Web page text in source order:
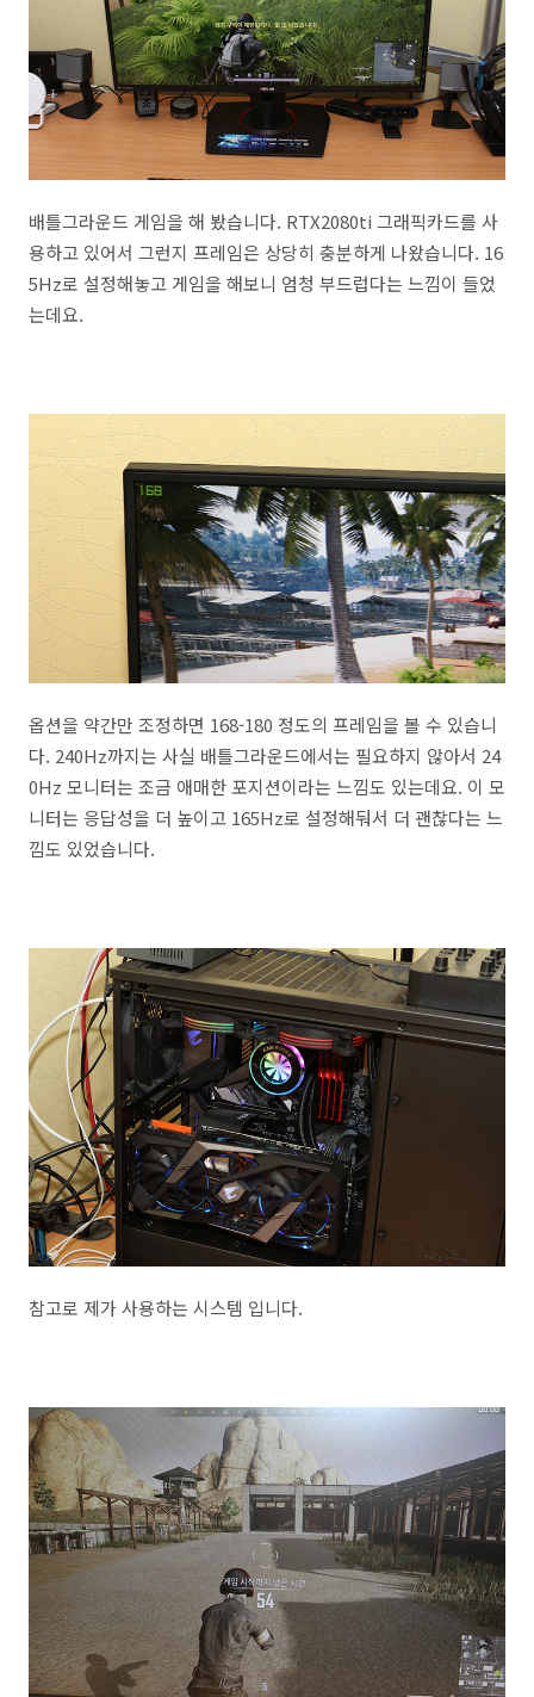
배틀그라운드 게임을 해 봤습니다. RTX2080ti 그래픽카드를 사
용하고 있어서 그런지 프레임은 상당히 충분하게 나왔습니다. 16
5Hz로 설정해놓고 게임을 해보니 엄청 부드럽다는 느낌이 들었
는데요.
옵션을 약간만 조정하면 168-180 정도의 프레임을 볼 수 있습니
다. 240Hz까지는 사실 배틀그라운드에서는 필요하지 않아서 24
0Hz 모니터는 조금 애매한 포지션이라는 느낌도 있는데요. 이 모
니터는 응답성을 더 높이고 165Hz로 설정해둬서 더 괜찮다는 느
낌도 있었습니다.
참고로 제가 사용하는 시스템 입니다.